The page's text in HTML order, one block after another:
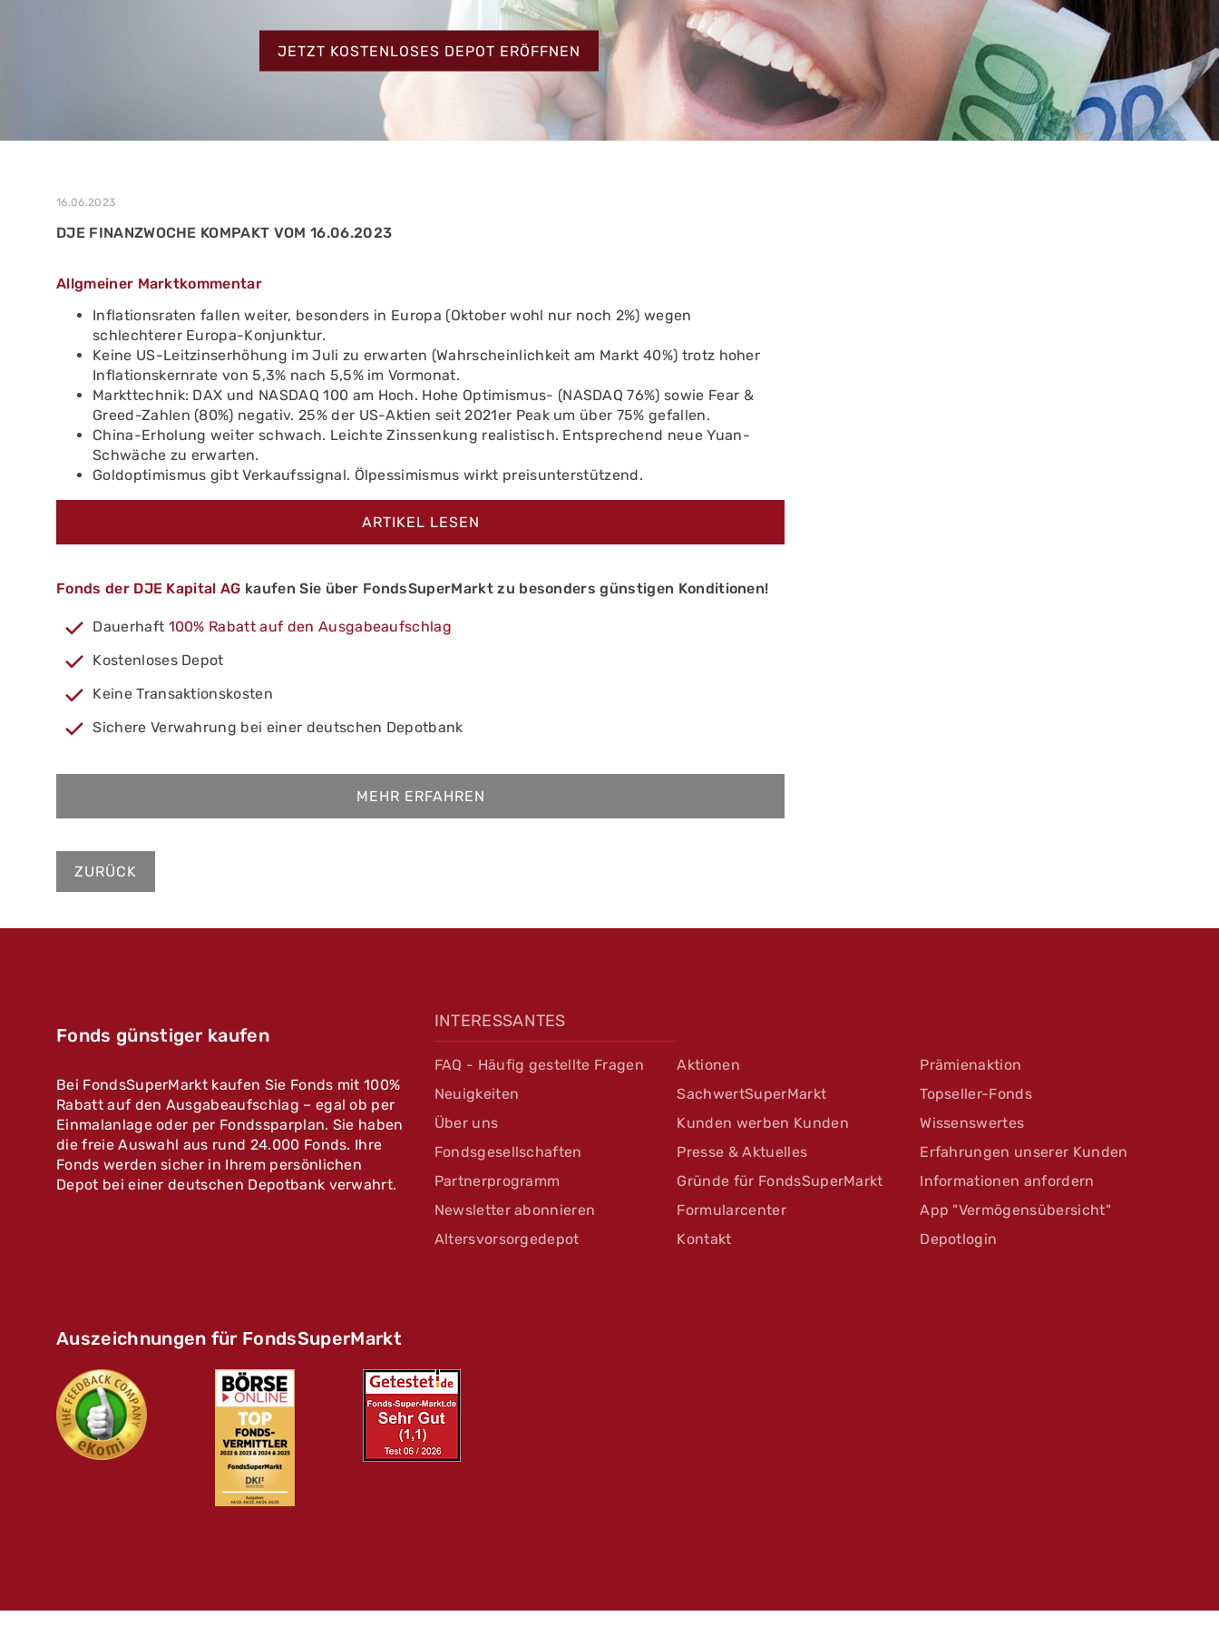
JETZT KOSTENLOSES DEPOT ERÖFFNEN
MEHR ERFAHREN
ZUM TESTBERICHT
MEHR ERFAHREN
16.06.2023
DJE FINANZWOCHE KOMPAKT VOM 16.06.2023
Allgmeiner Marktkommentar
Inflationsraten fallen weiter, besonders in Europa (Oktober wohl nur noch 2%) wegen
schlechterer Europa-Konjunktur.
Keine US-Leitzinserhöhung im Juli zu erwarten (Wahrscheinlichkeit am Markt 40%) trotz hoher
Inflationskernrate von 5,3% nach 5,5% im Vormonat.
Markttechnik: DAX und NASDAQ 100 am Hoch. Hohe Optimismus- (NASDAQ 76%) sowie Fear &
Greed-Zahlen (80%) negativ. 25% der US-Aktien seit 2021er Peak um über 75% gefallen.
China-Erholung weiter schwach. Leichte Zinssenkung realistisch. Entsprechend neue Yuan-
Schwäche zu erwarten.
Goldoptimismus gibt Verkaufssignal. Ölpessimismus wirkt preisunterstützend.
ARTIKEL LESEN
Fonds der DJE Kapital AG kaufen Sie über FondsSuperMarkt zu besonders günstigen Konditionen!
Dauerhaft 100% Rabatt auf den Ausgabeaufschlag
Kostenloses Depot
Keine Transaktionskosten
Sichere Verwahrung bei einer deutschen Depotbank
MEHR ERFAHREN
ZURÜCK
Fonds günstiger kaufen
Bei FondsSuperMarkt kaufen Sie Fonds mit 100%
Rabatt auf den Ausgabeaufschlag – egal ob per
Einmalanlage oder per Fondssparplan. Sie haben
die freie Auswahl aus rund 24.000 Fonds. Ihre
Fonds werden sicher in Ihrem persönlichen
Depot bei einer deutschen Depotbank verwahrt.
INTERESSANTES
FAQ - Häufig gestellte Fragen Aktionen
Prämienaktion
Neuigkeiten
SachwertSuperMarkt
Topseller-Fonds
Über uns
Kunden werben Kunden
Wissenswertes
Fondsgesellschaften
Presse & Aktuelles
Erfahrungen unserer Kunden
Partnerprogramm
Gründe für FondsSuperMarkt
Informationen anfordern
Newsletter abonnieren
Formularcenter
App "Vermögensübersicht"
Altersvorsorgedepot
Kontakt Depotlogin
Auszeichnungen für FondsSuperMarkt